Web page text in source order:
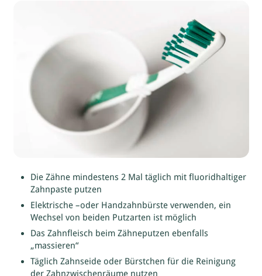
Die Zähne mindestens 2 Mal täglich mit fluoridhaltiger
Zahnpaste putzen
Elektrische –oder Handzahnbürste verwenden, ein
Wechsel von beiden Putzarten ist möglich
Das Zahnfleisch beim Zähneputzen ebenfalls
„massieren“
Täglich Zahnseide oder Bürstchen für die Reinigung
der Zahnzwischenräume nutzen